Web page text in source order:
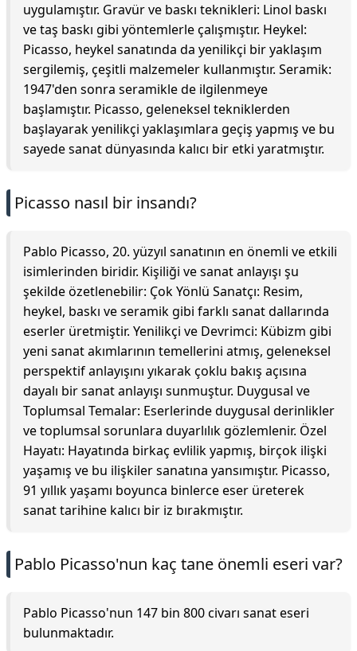
uygulamıştır. Gravür ve baskı teknikleri: Linol baskı
ve taş baskı gibi yöntemlerle çalışmıştır. Heykel:
Picasso, heykel sanatında da yenilikçi bir yaklaşım
sergilemiş, çeşitli malzemeler kullanmıştır. Seramik:
1947'den sonra seramikle de ilgilenmeye
başlamıştır. Picasso, geleneksel tekniklerden
başlayarak yenilikçi yaklaşımlara geçiş yapmış ve bu
sayede sanat dünyasında kalıcı bir etki yaratmıştır.
Picasso nasıl bir insandı?
Pablo Picasso, 20. yüzyıl sanatının en önemli ve etkili
isimlerinden biridir. Kişiliği ve sanat anlayışı şu
şekilde özetlenebilir: Çok Yönlü Sanatçı: Resim,
heykel, baskı ve seramik gibi farklı sanat dallarında
eserler üretmiştir. Yenilikçi ve Devrimci: Kübizm gibi
yeni sanat akımlarının temellerini atmış, geleneksel
perspektif anlayışını yıkarak çoklu bakış açısına
dayalı bir sanat anlayışı sunmuştur. Duygusal ve
Toplumsal Temalar: Eserlerinde duygusal derinlikler
ve toplumsal sorunlara duyarlılık gözlemlenir. Özel
Hayatı: Hayatında birkaç evlilik yapmış, birçok ilişki
yaşamış ve bu ilişkiler sanatına yansımıştır. Picasso,
91 yıllık yaşamı boyunca binlerce eser üreterek
sanat tarihine kalıcı bir iz bırakmıştır.
Pablo Picasso'nun kaç tane önemli eseri var?
Pablo Picasso'nun 147 bin 800 civarı sanat eseri
bulunmaktadır.